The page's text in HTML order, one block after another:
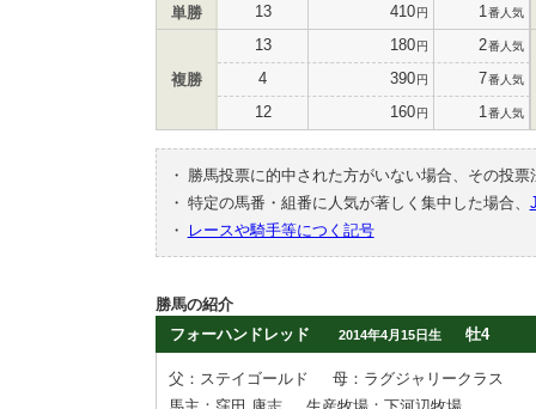
単勝 13 410円 1 番人気
複勝
13 180円 2番人気
4 390円 7番人気
12 160円 1 番人気
・
勝馬投票に的中された方がいない場合、その投
・ 特定の馬番・組番に人気が著しく集中した場合、
・
レースや騎手等につく記号
勝馬の紹介
フォーハンドレッド
2014年4月15日生 牡4
父：ステイゴールド
母：ラグジャリークラス